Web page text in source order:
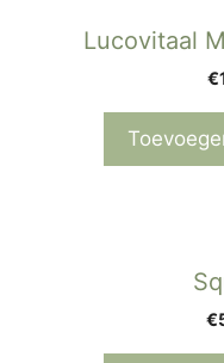
Lucovitaal
€
€